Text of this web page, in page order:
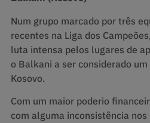
Num grupo marcado por três
recentes na Liga dos
luta intensa pelos lugares de
o Balkani a ser considerado
Kosovo.
Com um maior poderio
com alguma inconsistência